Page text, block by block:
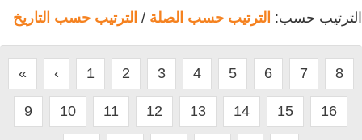
الترتيب حسب: الترتيب حسب الصلة / الترتيب حسب التاريخ
« ‹ 1 2 3 4 5 6 7 8
9 10 11 12 13 14 15 16